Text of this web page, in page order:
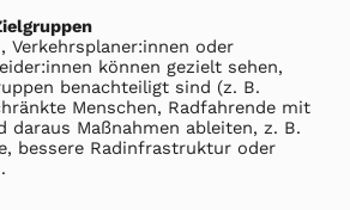
Verkehrsplaner:innen oder
können gezielt sehen,
benachteiligt sind (z. B.
Menschen, Radfahrende mit
daraus Maßnahmen ableiten, z. B.
bessere Radinfrastruktur oder